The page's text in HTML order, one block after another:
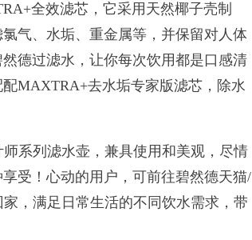
全效滤芯，它采用天然椰子壳制
气、水垢、重金属等，并保留对人体
德过滤水，让你每次饮用都是口感清
MAXTRA+去水垢专家版滤芯，除水
系列滤水壶，兼具使用和美观，尽情
受！心动的用户，可前往碧然德天猫/
，满足日常生活的不同饮水需求，带